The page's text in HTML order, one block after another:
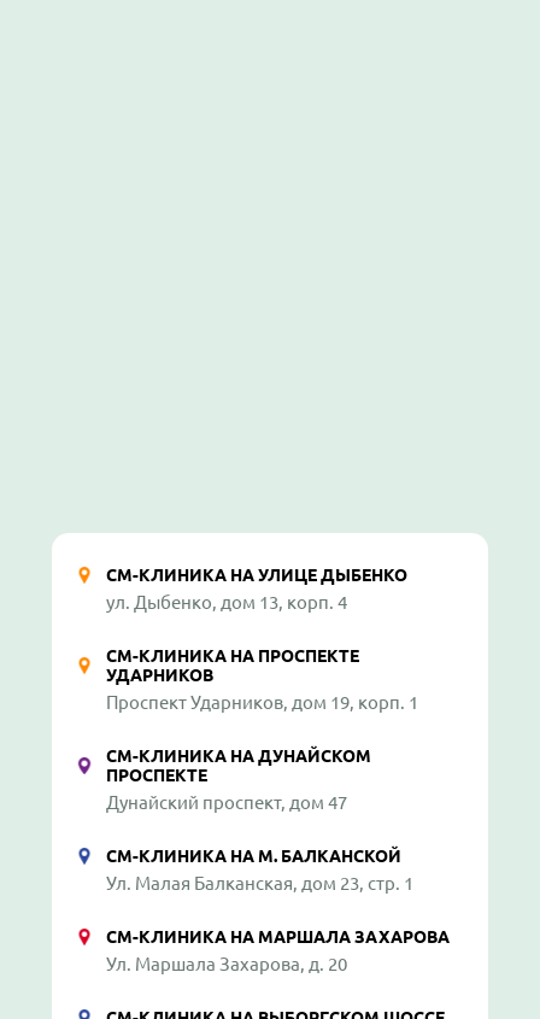
СМ-КЛИНИКА НА УЛИЦЕ ДЫБЕНКО
ул. Дыбенко, дом 13, корп. 4
СМ-КЛИНИКА НА ПРОСПЕКТЕ
УДАРНИКОВ
Проспект Ударников, дом 19, корп. 1
СМ-КЛИНИКА НА ДУНАЙСКОМ
ПРОСПЕКТЕ
Дунайский проспект, дом 47
СМ-КЛИНИКА НА М. БАЛКАНСКОЙ
Ул. Малая Балканская, дом 23, стр. 1
СМ-КЛИНИКА НА МАРШАЛА ЗАХАРОВА
Ул. Маршала Захарова, д. 20